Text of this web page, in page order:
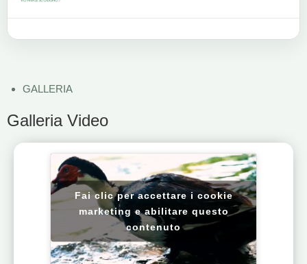
GALLERIA
Galleria Video
Fai clic per accettare i cookie
marketing e abilitare questo
contenuto